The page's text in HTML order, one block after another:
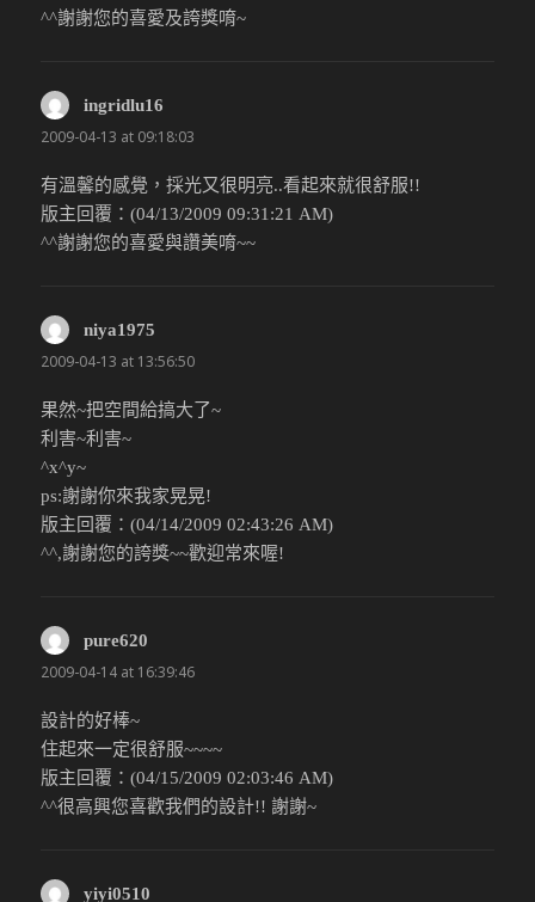
^^謝謝您的喜愛及誇獎唷~
ingridlu16
2009-04-13 at 09:18:03
有溫馨的感覺，採光又很明亮..看起來就很舒服!!
版主回覆：(04/13/2009 09:31:21 AM)
^^謝謝您的喜愛與讚美唷~~
niya1975
2009-04-13 at 13:56:50
果然~把空間給搞大了~
利害~利害~
^x^y~
ps:謝謝你來我家晃晃!
版主回覆：(04/14/2009 02:43:26 AM)
^^,謝謝您的誇獎~~歡迎常來喔!
pure620
2009-04-14 at 16:39:46
設計的好棒~
住起來一定很舒服~~~~
版主回覆：(04/15/2009 02:03:46 AM)
^^很高興您喜歡我們的設計!! 謝謝~
yiyi0510